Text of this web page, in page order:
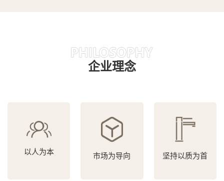
企业理念
以人为本
市场为导向 坚持以质为首